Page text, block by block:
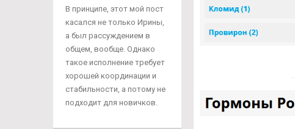
В принципе, этот мой пост
касался не только Ирины,
а был рассуждением в
общем, вообще. Однако
такое исполнение требует
хорошей координации и
стабильности, а потому не
подходит для новичков.